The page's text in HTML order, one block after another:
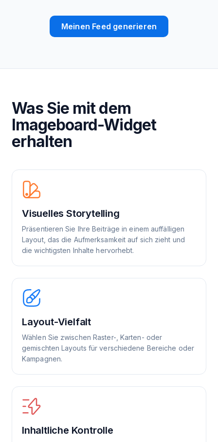
Meinen Feed generieren
Was Sie mit dem
Imageboard-Widget
erhalten
Visuelles Storytelling
Präsentieren Sie Ihre Beiträge in einem auffälligen
Layout, das die Aufmerksamkeit auf sich zieht und
die wichtigsten Inhalte hervorhebt.
Layout-Vielfalt
Wählen Sie zwischen Raster-, Karten- oder
gemischten Layouts für verschiedene Bereiche oder
Kampagnen.
Inhaltliche Kontrolle